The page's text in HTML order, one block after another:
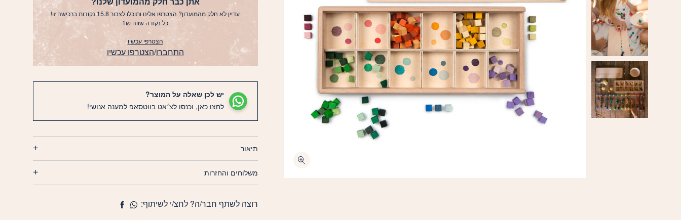
עדיין לא חלק מהמועדון? הצטרפו אלינו ותוכלו לצבור 15.8 נקודות ברכישה זו!
כל נקודה שווה 1₪
הצטרפי עכשיו
התחברו/הצטרפו עכשיו
יש לכן שאלה על המוצר?
לחצו כאן, וכנסו לצ׳אט בווטסאפ למענה אנושי!
תיאור
משלוחים והחזרות
רוצה לשתף חבר/ה? לחצ/י לשיתוף: